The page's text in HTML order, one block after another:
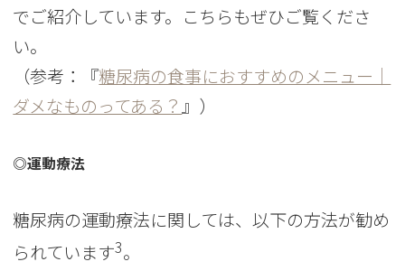
でご紹介しています。こちらもぜひご覧くださ
い。
（参考：『糖尿病の食事におすすめのメニュー｜
ダメなものってある？』）
◎運動療法
糖尿病の運動療法に関しては、以下の方法が勧め
られています3。